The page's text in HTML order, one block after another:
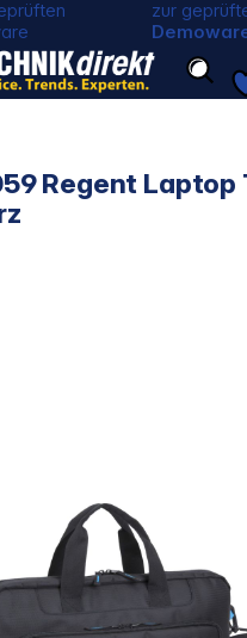
zur
Regent Laptop